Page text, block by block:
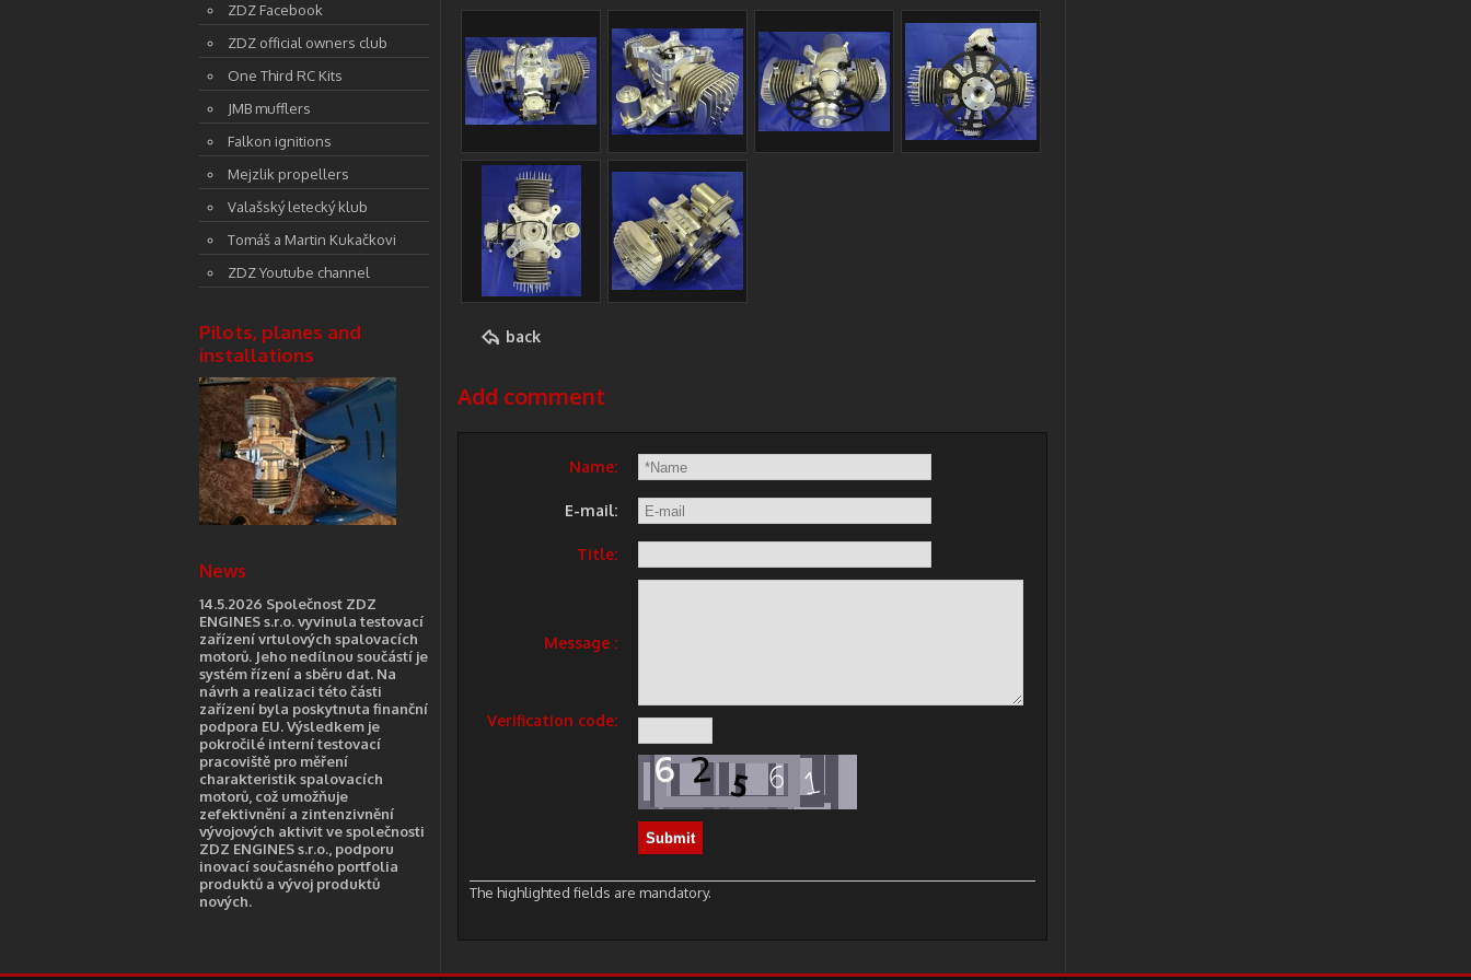
back
Add comment
Name:
E-mail:
Title:
Message :
Verification code:
The highlighted fields are mandatory.
ZDZ Facebook
ZDZ official owners club
One Third RC Kits
JMB mufflers
Falkon ignitions
Mejzlik propellers
Valašský letecký klub
Tomáš a Martin Kukačkovi
ZDZ Youtube channel
Pilots, planes and
installations
News
14.5.2026 Společnost ZDZ
ENGINES s.r.o. vyvinula testovací
zařízení vrtulových spalovacích
motorů. Jeho nedílnou součástí je
systém řízení a sběru dat. Na
návrh a realizaci této části
zařízení byla poskytnuta finanční
podpora EU. Výsledkem je
pokročilé interní testovací
pracoviště pro měření
charakteristik spalovacích
motorů, což umožňuje
zefektivnění a zintenzivnění
vývojových aktivit ve společnosti
ZDZ ENGINES s.r.o., podporu
inovací současného portfolia
produktů a vývoj produktů
nových.